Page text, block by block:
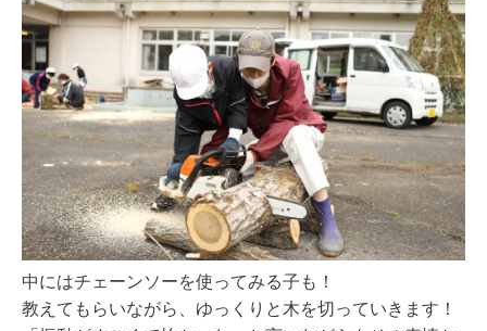
中にはチェーンソーを使ってみる子も！
教えてもらいながら、ゆっくりと木を切っていきます！